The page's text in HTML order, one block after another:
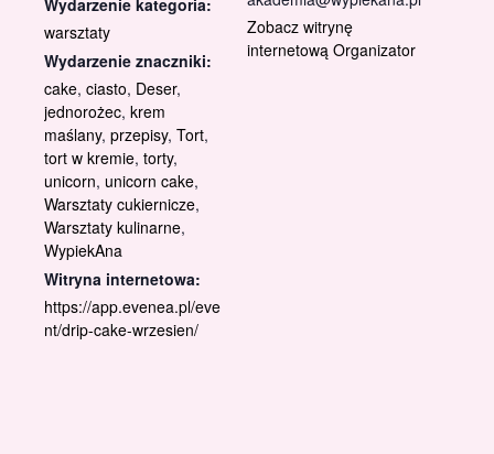
Wydarzenie kategoria:
warsztaty
Wydarzenie znaczniki:
cake, ciasto, Deser,
jednorożec, krem
maślany, przepisy, Tort,
tort w kremie, torty,
unicorn, unicorn cake,
Warsztaty cukiernicze,
Warsztaty kulinarne,
WypiekAna
Witryna internetowa:
https://app.evenea.pl/eve
nt/drip-cake-wrzesien/
Zobacz witrynę
internetową Organizator